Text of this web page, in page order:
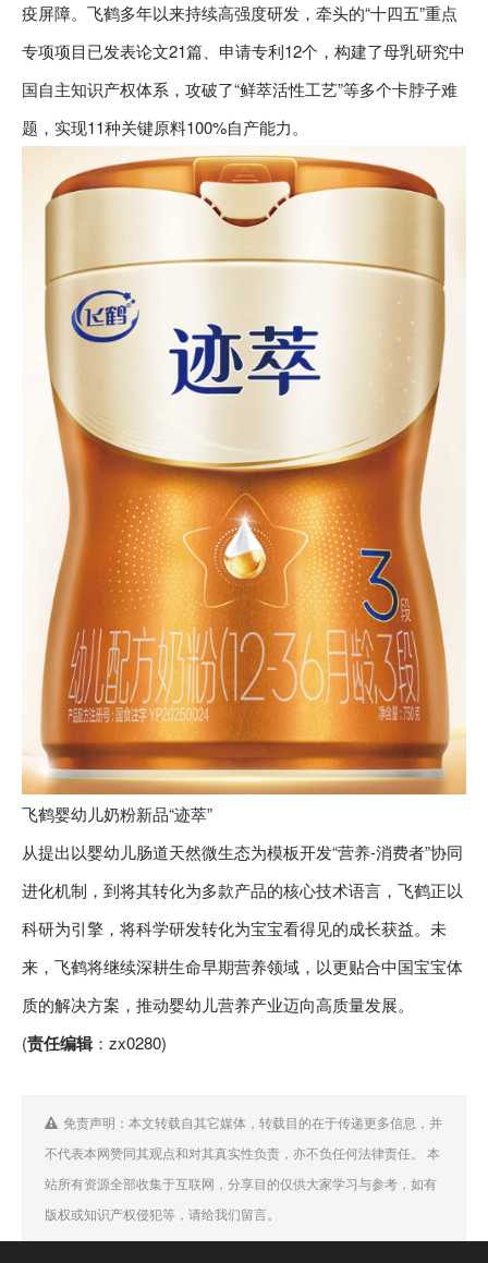
疫屏障。飞鹤多年以来持续高强度研发，牵头的“十四五”重点
专项项目已发表论文21篇、申请专利12个，构建了母乳研究中
国自主知识产权体系，攻破了“鲜萃活性工艺”等多个卡脖子难
题，实现11种关键原料100%自产能力。
飞鹤婴幼儿奶粉新品“迹萃”
从提出以婴幼儿肠道天然微生态为模板开发“营养-消费者”协同
进化机制，到将其转化为多款产品的核心技术语言，飞鹤正以
科研为引擎，将科学研发转化为宝宝看得见的成长获益。未
来，飞鹤将继续深耕生命早期营养领域，以更贴合中国宝宝体
质的解决方案，推动婴幼儿营养产业迈向高质量发展。
(责任编辑：zx0280)
免责声明：本文转载自其它媒体，转载目的在于传递更多信息，并
不代表本网赞同其观点和对其真实性负责，亦不负任何法律责任。 本
站所有资源全部收集于互联网，分享目的仅供大家学习与参考，如有
版权或知识产权侵犯等，请给我们留言。